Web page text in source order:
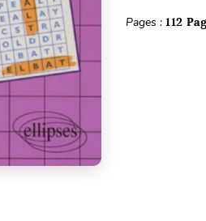
Pages : 112